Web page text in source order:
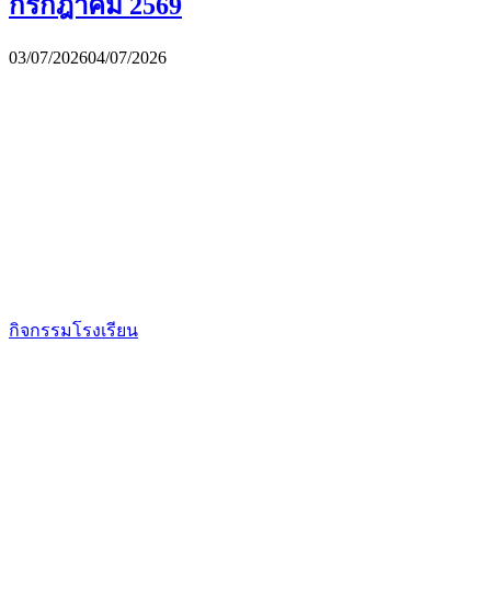
03/07/202604/07/2026
กิจกรรมโรงเรียน